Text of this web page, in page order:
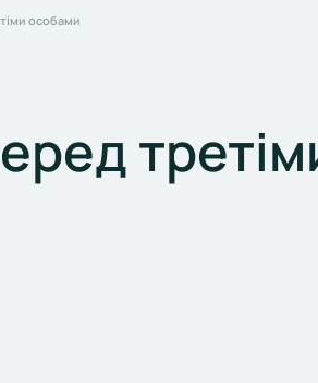
особами